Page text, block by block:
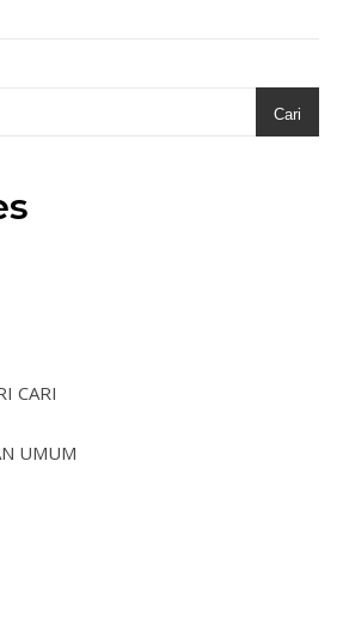
Cari
CARI
UMUM